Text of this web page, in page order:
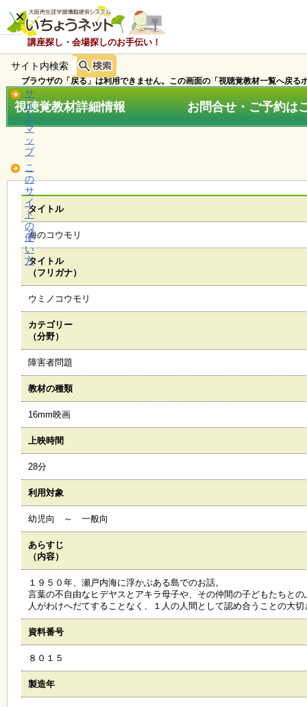
講座探し・会場探しのお手伝い！
×
ホ
ー
ム
知
ら
せ
講
座
・
イ
ベ
ト
設
約
い
木
覧
ギ
ラ
ー
サイト内検索
サ
イ
ト
マ
ッ
プ
こ
の
サ
イ
ト
の
使
い
方
ブラウザの「戻る」は利用できません。この画面の「視聴覚教材一覧へ戻る
視聴覚教材詳細情報 お問合せ・ご予約はこ
タイトル
海のコウモリ
タイトル
（フリガナ）
ウミノコウモリ
カテゴリー
（分野）
障害者問題
教材の種類
16mm映画
上映時間
28分
利用対象
幼児向 ～ 一般向
あらすじ
（内容）
１９５０年、瀬戸内海に浮かぶある島でのお話。
言葉の不自由なヒデヤスとアキラ母子や、その仲間の子どもたちと
人がわけへだてすることなく、１人の人間として認め合うことの大
資料番号
８０１５
製造年